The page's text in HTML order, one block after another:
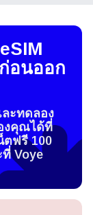
อนออก
ละทดลอง
งคุณได้ที่
ตฟรี 100
ที่ Voye